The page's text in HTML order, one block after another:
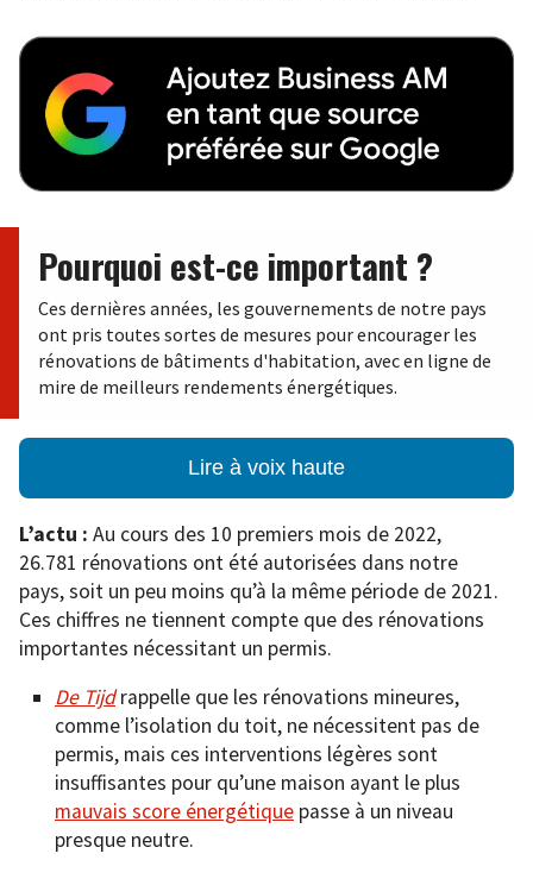
Pourquoi est-ce important ?
Ces dernières années, les gouvernements de notre pays
ont pris toutes sortes de mesures pour encourager les
rénovations de bâtiments d'habitation, avec en ligne de
mire de meilleurs rendements énergétiques.
Lire à voix haute
L’actu : Au cours des 10 premiers mois de 2022,
26.781 rénovations ont été autorisées dans notre
pays, soit un peu moins qu’à la même période de 2021.
Ces chiffres ne tiennent compte que des rénovations
importantes nécessitant un permis.
De Tijdrappelle que les rénovations mineures,
comme l’isolation du toit, ne nécessitent pas de
permis, mais ces interventions légères sont
insuffisantes pour qu’une maison ayant le plus
mauvais score énergétique passe à un niveau
presque neutre.